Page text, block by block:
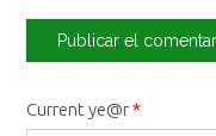
Current ye@r*